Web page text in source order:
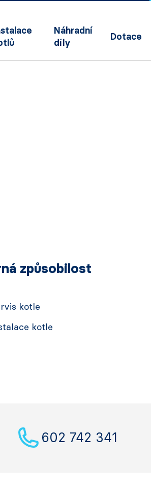
Náhradní
díly
Dotace
způsobilost
kotle
kotle
602 742 341